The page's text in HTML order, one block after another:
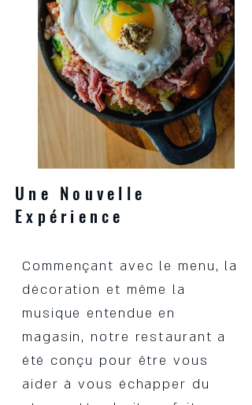
Une Nouvelle
Expérience
Commençant avec le menu, la
décoration et même la
musique entendue en
magasin, notre restaurant a
été conçu pour être vous
aider à vous échapper du